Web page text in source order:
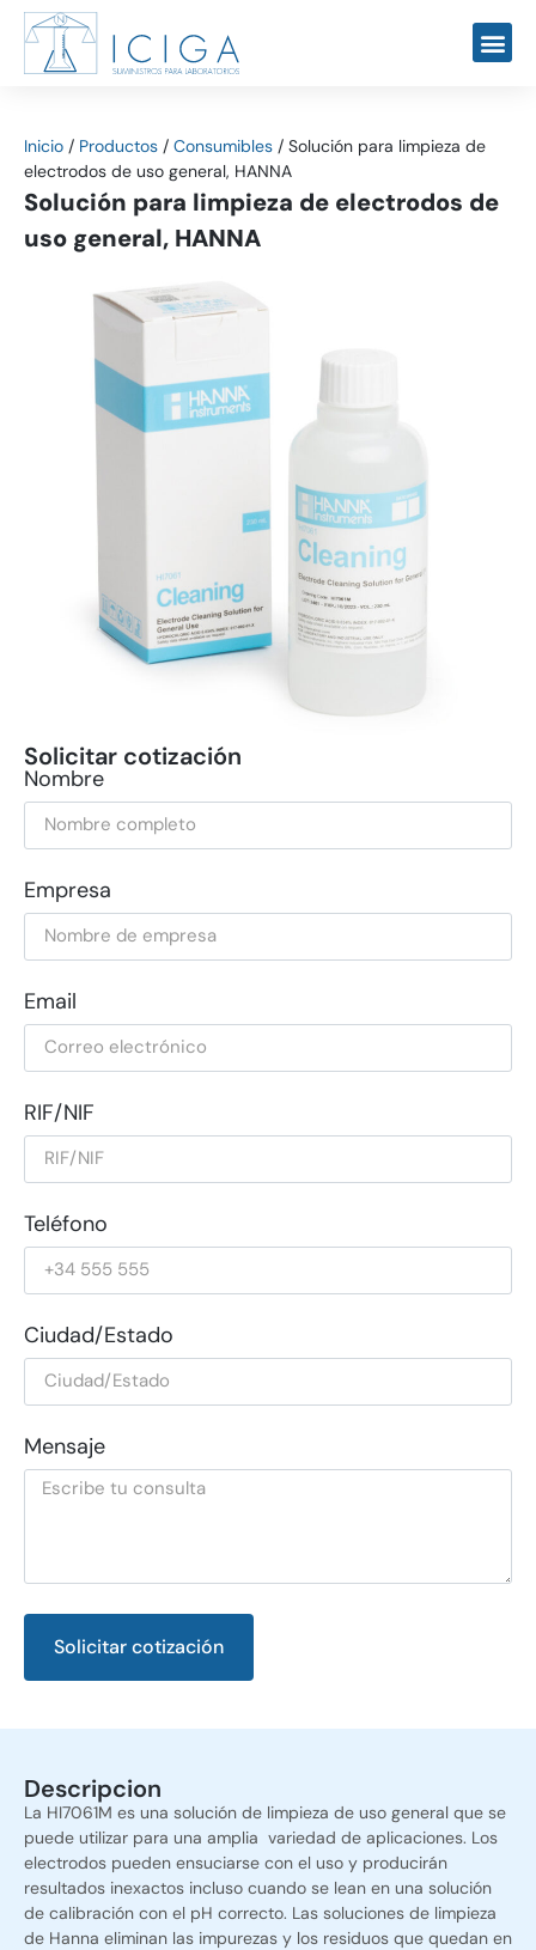
Inicio / Productos / Consumibles / Solución para limpieza de
electrodos de uso general, HANNA
Solución para limpieza de electrodos de
uso general, HANNA
Solicitar cotización
Nombre
Empresa
Email
RIF/NIF
Teléfono
Ciudad/Estado
Mensaje
Solicitar cotización
Descripcion
La HI7061M es una solución de limpieza de uso general que se
puede utilizar para una amplia variedad de aplicaciones. Los
electrodos pueden ensuciarse con el uso y producirán
resultados inexactos incluso cuando se lean en una solución
de calibración con el pH correcto. Las soluciones de limpieza
de Hanna eliminan las impurezas y los residuos que quedan en